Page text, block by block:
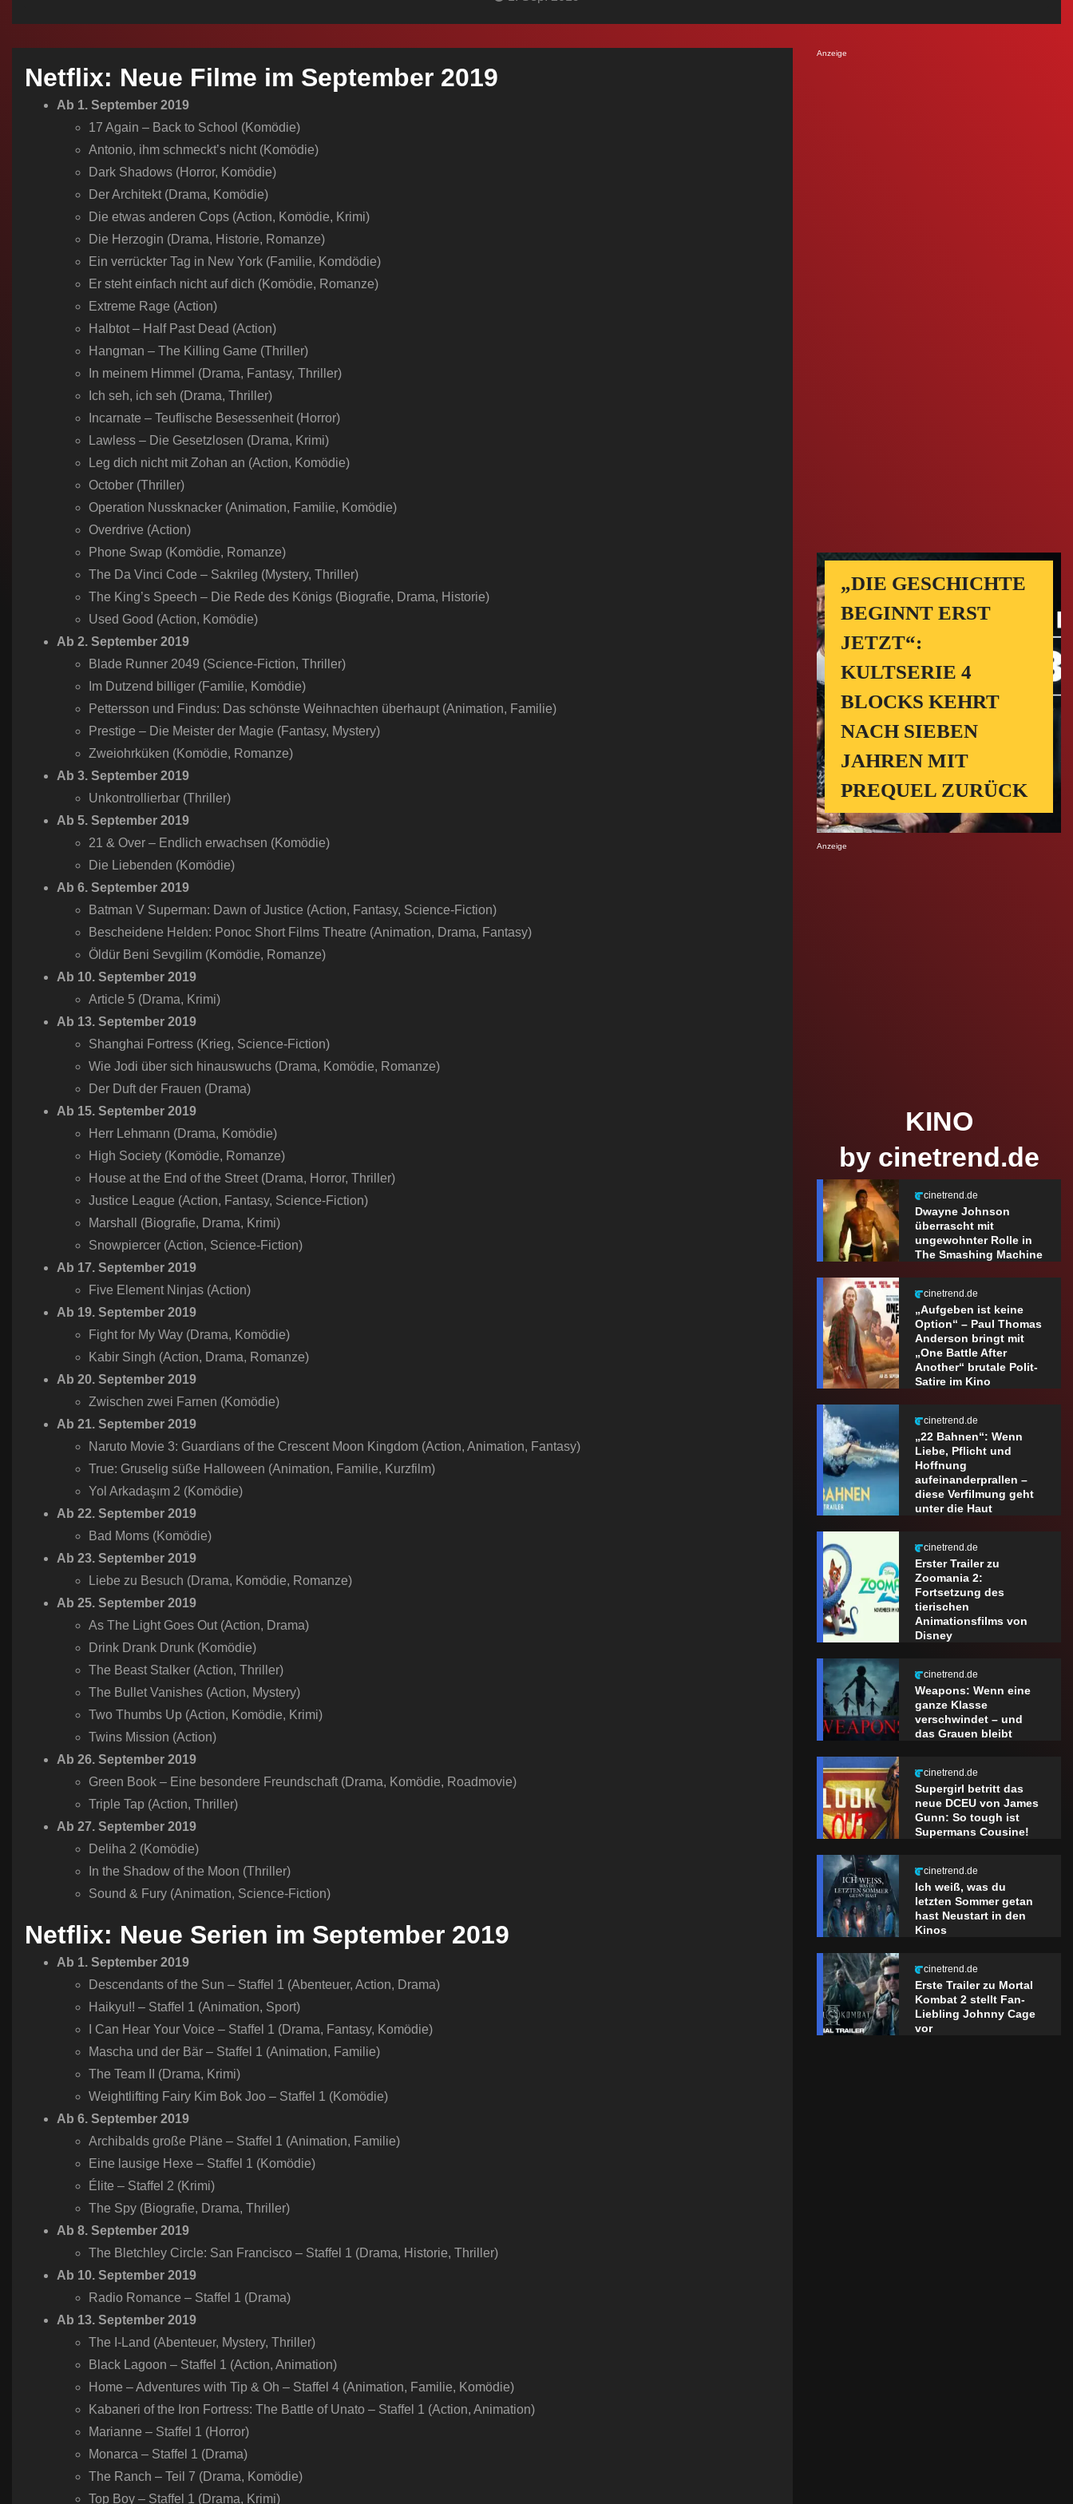
Netflix: Neue Filme im September 2019
Ab 1. September 2019
17 Again – Back to School (Komödie)
Antonio, ihm schmeckt’s nicht (Komödie)
Dark Shadows (Horror, Komödie)
Der Architekt (Drama, Komödie)
Die etwas anderen Cops (Action, Komödie, Krimi)
Die Herzogin (Drama, Historie, Romanze)
Ein verrückter Tag in New York (Familie, Komdödie)
Er steht einfach nicht auf dich (Komödie, Romanze)
Extreme Rage (Action)
Halbtot – Half Past Dead (Action)
Hangman – The Killing Game (Thriller)
In meinem Himmel (Drama, Fantasy, Thriller)
Ich seh, ich seh (Drama, Thriller)
Incarnate – Teuflische Besessenheit (Horror)
Lawless – Die Gesetzlosen (Drama, Krimi)
Leg dich nicht mit Zohan an (Action, Komödie)
October (Thriller)
Operation Nussknacker (Animation, Familie, Komödie)
Overdrive (Action)
Phone Swap (Komödie, Romanze)
The Da Vinci Code – Sakrileg (Mystery, Thriller)
The King’s Speech – Die Rede des Königs (Biografie, Drama, Historie)
Used Good (Action, Komödie)
Ab 2. September 2019
Blade Runner 2049 (Science-Fiction, Thriller)
Im Dutzend billiger (Familie, Komödie)
Pettersson und Findus: Das schönste Weihnachten überhaupt (Animation, Familie)
Prestige – Die Meister der Magie (Fantasy, Mystery)
Zweiohrküken (Komödie, Romanze)
Ab 3. September 2019
Unkontrollierbar (Thriller)
Ab 5. September 2019
21 & Over – Endlich erwachsen (Komödie)
Die Liebenden (Komödie)
Ab 6. September 2019
Batman V Superman: Dawn of Justice (Action, Fantasy, Science-Fiction)
Bescheidene Helden: Ponoc Short Films Theatre (Animation, Drama, Fantasy)
Öldür Beni Sevgilim (Komödie, Romanze)
Ab 10. September 2019
Article 5 (Drama, Krimi)
Ab 13. September 2019
Shanghai Fortress (Krieg, Science-Fiction)
Wie Jodi über sich hinauswuchs (Drama, Komödie, Romanze)
Der Duft der Frauen (Drama)
Ab 15. September 2019
Herr Lehmann (Drama, Komödie)
High Society (Komödie, Romanze)
House at the End of the Street (Drama, Horror, Thriller)
Justice League (Action, Fantasy, Science-Fiction)
Marshall (Biografie, Drama, Krimi)
Snowpiercer (Action, Science-Fiction)
Ab 17. September 2019
Five Element Ninjas (Action)
Ab 19. September 2019
Fight for My Way (Drama, Komödie)
Kabir Singh (Action, Drama, Romanze)
Ab 20. September 2019
Zwischen zwei Farnen (Komödie)
Ab 21. September 2019
Naruto Movie 3: Guardians of the Crescent Moon Kingdom (Action, Animation, Fantasy)
True: Gruselig süße Halloween (Animation, Familie, Kurzfilm)
Yol Arkadaşım 2 (Komödie)
Ab 22. September 2019
Bad Moms (Komödie)
Ab 23. September 2019
Liebe zu Besuch (Drama, Komödie, Romanze)
Ab 25. September 2019
As The Light Goes Out (Action, Drama)
Drink Drank Drunk (Komödie)
The Beast Stalker (Action, Thriller)
The Bullet Vanishes (Action, Mystery)
Two Thumbs Up (Action, Komödie, Krimi)
Twins Mission (Action)
Ab 26. September 2019
Green Book – Eine besondere Freundschaft (Drama, Komödie, Roadmovie)
Triple Tap (Action, Thriller)
Ab 27. September 2019
Deliha 2 (Komödie)
In the Shadow of the Moon (Thriller)
Sound & Fury (Animation, Science-Fiction)
Netflix: Neue Serien im September 2019
Ab 1. September 2019
Descendants of the Sun – Staffel 1 (Abenteuer, Action, Drama)
Haikyu!! – Staffel 1 (Animation, Sport)
I Can Hear Your Voice – Staffel 1 (Drama, Fantasy, Komödie)
Mascha und der Bär – Staffel 1 (Animation, Familie)
The Team II (Drama, Krimi)
Weightlifting Fairy Kim Bok Joo – Staffel 1 (Komödie)
Ab 6. September 2019
Archibalds große Pläne – Staffel 1 (Animation, Familie)
Eine lausige Hexe – Staffel 1 (Komödie)
Élite – Staffel 2 (Krimi)
The Spy (Biografie, Drama, Thriller)
Ab 8. September 2019
The Bletchley Circle: San Francisco – Staffel 1 (Drama, Historie, Thriller)
Ab 10. September 2019
Radio Romance – Staffel 1 (Drama)
Ab 13. September 2019
The I-Land (Abenteuer, Mystery, Thriller)
Black Lagoon – Staffel 1 (Action, Animation)
Home – Adventures with Tip & Oh – Staffel 4 (Animation, Familie, Komödie)
Kabaneri of the Iron Fortress: The Battle of Unato – Staffel 1 (Action, Animation)
Marianne – Staffel 1 (Horror)
Monarca – Staffel 1 (Drama)
The Ranch – Teil 7 (Drama, Komödie)
Top Boy – Staffel 1 (Drama, Krimi)
Anzeige
„DIE GESCHICHTE
BEGINNT ERST
JETZT“:
KULTSERIE 4
BLOCKS KEHRT
NACH SIEBEN
JAHREN MIT
PREQUEL ZURÜCK
Anzeige
KINO
by cinetrend.de
cinetrend.de
Dwayne Johnson
überrascht mit
ungewohnter Rolle in
The Smashing Machine
cinetrend.de
„Aufgeben ist keine
Option“ – Paul Thomas
Anderson bringt mit
„One Battle After
Another“ brutale Polit-
Satire im Kino
cinetrend.de
„22 Bahnen“: Wenn
Liebe, Pflicht und
Hoffnung
aufeinanderprallen –
diese Verfilmung geht
unter die Haut
cinetrend.de
Erster Trailer zu
Zoomania 2:
Fortsetzung des
tierischen
Animationsfilms von
Disney
cinetrend.de
Weapons: Wenn eine
ganze Klasse
verschwindet – und
das Grauen bleibt
cinetrend.de
Supergirl betritt das
neue DCEU von James
Gunn: So tough ist
Supermans Cousine!
cinetrend.de
Ich weiß, was du
letzten Sommer getan
hast Neustart in den
Kinos
cinetrend.de
Erste Trailer zu Mortal
Kombat 2 stellt Fan-
Liebling Johnny Cage
vor